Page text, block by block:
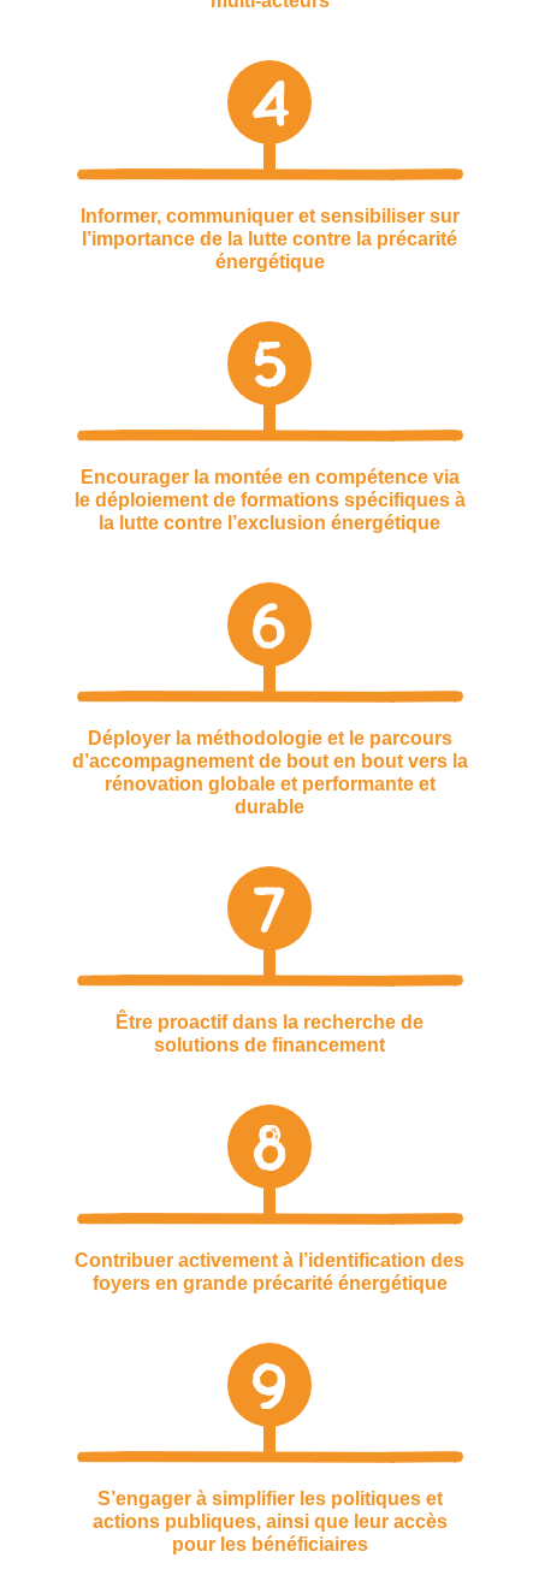
4
Informer, communiquer et sensibiliser sur
l’importance de la lutte contre la précarité
énergétique
5
Encourager la montée en compétence via
le déploiement de formations spécifiques à
la lutte contre l’exclusion énergétique
6
Déployer la méthodologie et le parcours
d’accompagnement de bout en bout vers la
rénovation globale et performante et
durable
7
Être proactif dans la recherche de
solutions de financement
8
Contribuer activement à l’identification des
foyers en grande précarité énergétique
9
S’engager à simplifier les politiques et
actions publiques, ainsi que leur accès
pour les bénéficiaires